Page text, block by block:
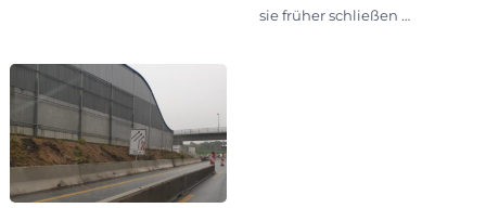
sie früher schließen …